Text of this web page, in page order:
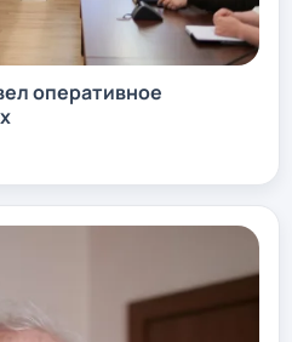
оперативное